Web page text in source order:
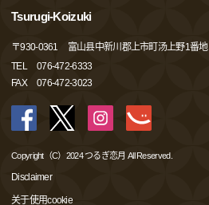
Tsurugi-Koizuki
〒930-0361
富山县中新川郡上市町汤上野1番地
TEL
076-472-6333
FAX
076-472-3023
Copyright（C）2024 つるぎ恋月 All Reserved.
Disclaimer
关于使用cookie